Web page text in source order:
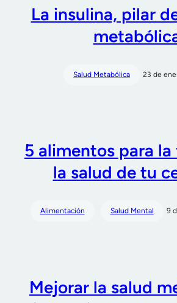
La insulina, pilar
Salud Metabólica 23 de
5 alimentos para
la salud de tu
Alimentación Salud Mental 9
Mejorar la salud